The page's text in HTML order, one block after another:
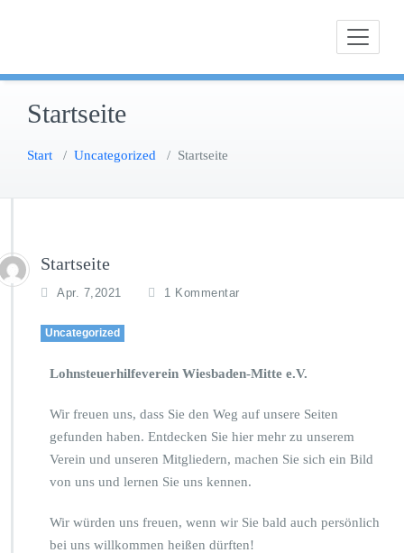
Lohnsteuerhilfeverein Wiesbaden
Startseite
Start / Uncategorized / Startseite
Startseite
Apr. 7,2021 1 Kommentar
Uncategorized
Lohnsteuerhilfeverein Wiesbaden-Mitte e.V.
Wir freuen uns, dass Sie den Weg auf unsere Seiten
gefunden haben. Entdecken Sie hier mehr zu unserem
Verein und unseren Mitgliedern, machen Sie sich ein Bild
von uns und lernen Sie uns kennen.
Wir würden uns freuen, wenn wir Sie bald auch persönlich
bei uns willkommen heißen dürften!